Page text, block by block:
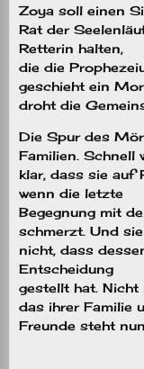
Zoya soll einen
Rat der
Retterin halten,
die die
geschieht ein
droht die
Die Spur des
Familien. Schnell
klar, dass sie auf
wenn die letzte
Begegnung mit
schmerzt. Und
nicht, dass
Entscheidung
gestellt hat. Nicht
das ihrer Familie
Freunde steht